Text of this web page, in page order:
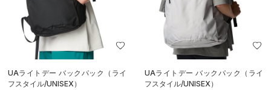
UAライトデー バックパック（ライ
フスタイル/UNISEX）
UAライトデー バックパック（ライ
フスタイル/UNISEX）